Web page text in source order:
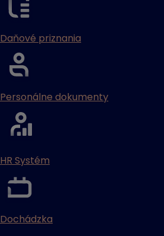
Daňové priznania
Personálne dokumenty
HR Systém
Dochádzka